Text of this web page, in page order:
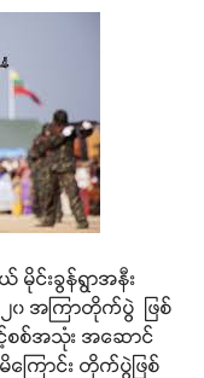
မိုင်းခွန်ရွာအနီး
၂၀ အကြာတိုက်ပွဲ ဖြစ်
င့်စစ်အသုံး အဆောင်
မိကြောင်း တိုက်ပွဲဖြစ်